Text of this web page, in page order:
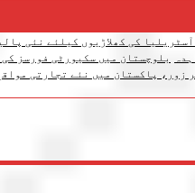
کی کھلاڑیوں کیلئے نئی
بلوچستان میں سکیورٹی فورسز کی دو کارروائیاں، 12
زور، پاکستان میں نئے تجارتی